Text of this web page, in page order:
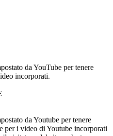
da YouTube per tenere
incorporati.
da Youtube per tenere
per i video di Youtube incorporati